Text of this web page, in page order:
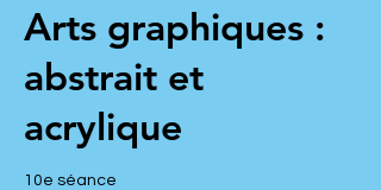
Arts graphiques :
abstrait et
acrylique
10e séance